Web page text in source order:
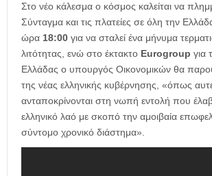
Στο νέο κάλεσμα ο κόσμος καλείται να
Σύνταγμα και τις πλατείες σε όλη την
ώρα 18:00 για να σταλεί ένα μήνυμα
λιτότητας, ενώ στο έκτακτο Eurogroup για
Ελλάδας ο υπουργός Οικονομικών θα
της νέας ελληνικής κυβέρνησης, «όπως
ανταποκρίνονται στη νωπή εντολή που
ελληνικό λαό με σκοπό την αμοιβαία
σύντομο χρονικό διάστημα».